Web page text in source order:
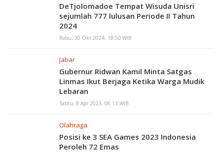
DeTjolomadoe Tempat Wisuda Unisri
sejumlah 777 lulusan Periode II Tahun
2024
Rabu, 30 Okt 2024, 18:50 WIB
Jabar
Gubernur Ridwan Kamil Minta Satgas
Linmas Ikut Berjaga Ketika Warga Mudik
Lebaran
Sabtu, 8 Apr 2023, 06:13 WIB
Olahraga
Posisi ke 3 SEA Games 2023 Indonesia
Peroleh 72 Emas